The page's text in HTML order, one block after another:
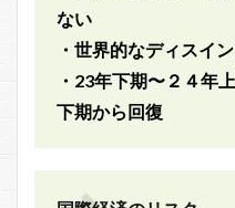
ない
・世界的なディスイ
・23年下期〜２４年
下期から回復